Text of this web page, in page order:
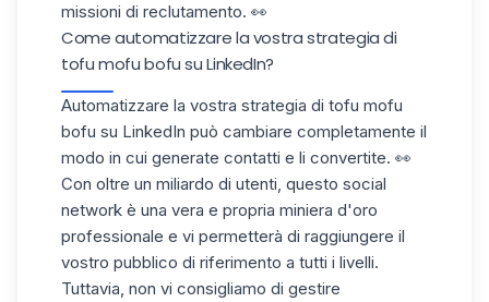
missioni di reclutamento. 👀
Come automatizzare la vostra strategia di
tofu mofu bofu su LinkedIn?
Automatizzare la vostra strategia di tofu mofu
bofu su LinkedIn può cambiare completamente il
modo in cui generate contatti e li convertite. 👀
Con oltre un miliardo di utenti, questo social
network è una vera e propria miniera d'oro
professionale e vi permetterà di raggiungere il
vostro pubblico di riferimento a tutti i livelli.
Tuttavia, non vi consigliamo di gestire